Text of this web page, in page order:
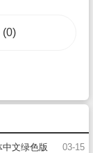
(0)
03-15
文绿色版